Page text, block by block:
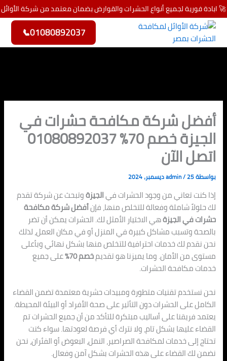
تخطي
إلى
المحتوى
🚀 ابادة فورية لجميع أنواع الحشرات والقوارض بضمان معتمد من شركة الأوائل
01080892037
📞
أفضل شركة مكافحة حشرات في
الجيزة خصم 70% 01080892037
اتصل الآن
بواسطة admin/25 ديسمبر، 2024
إذا كنت تعاني من وجود الحشرات فيالجيزةوتبحث عن شركة تقدم
لك حلولاً شاملة وفعالة للتخلص منها، فإنأفضل شركة مكافحة
حشرات في الجيزةهي الاختيار الأمثل لك. الحشرات يمكن أن تضر
بالصحة وتسبب مشاكل كبيرة في المنزل أو في مكان العمل، لذلك
نحن نقدم لك خدمات احترافية للتخلص منها بشكل نهائي وبأعلى
مستوى من الأمان. وما يميزنا هو تقديمخصم 70%
على جميع
خدمات مكافحة الحشرات.
نحن نستخدم تقنيات متطورة ومبيدات حشرية معتمدة تضمن القضاء
الكامل على الحشرات دون التأثير على صحة الأفراد أو البيئة المحيطة.
يعتمد فريقنا على أساليب مبتكرة للتأكد من أن جميع الحشرات تم
القضاء عليها بشكل تام، ولا نترك أي فرصة لعودتها. سواء كنت
تحتاج إلى خدمات لمكافحة الصراصير، النمل، البعوض أو الفئران، نحن
نضمن لك القضاء على هذه الحشرات بشكل آمن وفعال.